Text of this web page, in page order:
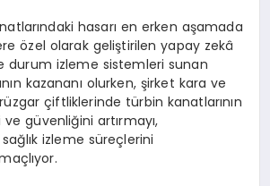
hasarı en erken aşamada
özel olarak geliştirilen yapay zekâ
durum izleme sistemleri sunan
kazananı olurken, şirket kara ve
çiftliklerinde türbin kanatlarının
güvenliğini artırmayı,
izleme süreçlerini